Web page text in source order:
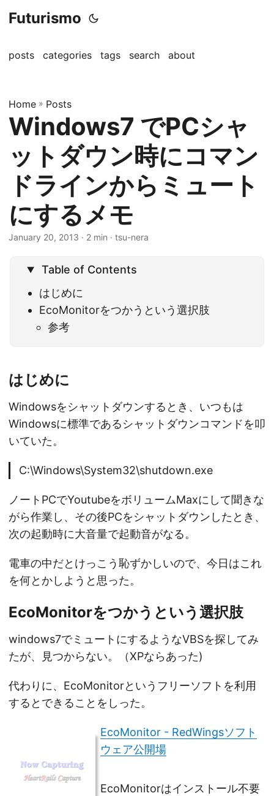
Futurismo
posts categories tags search about
Home » Posts
Windows7 でPCシャ
ットダウン時にコマン
ドラインからミュート
にするメモ
January 20, 2013 · 2 min · tsu-nera
Table of Contents
はじめに
EcoMonitorをつかうという選択肢
参考
はじめに
Windowsをシャットダウンするとき、いつもは
Windowsに標準であるシャットダウンコマンドを叩
いていた。
C:\Windows\System32\shutdown.exe
ノートPCでYoutubeをボリュームMaxにして聞きな
がら作業し、その後PCをシャットダウンしたとき、
次の起動時に大音量で起動音がなる。
電車の中だとけっこう恥ずかしいので、今日はこれ
を何とかしようと思った。
EcoMonitorをつかうという選択肢
windows7でミュートにするようなVBSを探してみ
たが、見つからない。（XPならあった)
代わりに、EcoMonitorというフリーソフトを利用
するとできることをしった。
EcoMonitor - RedWingsソフト
ウェア公開場
EcoMonitorはインストール不要